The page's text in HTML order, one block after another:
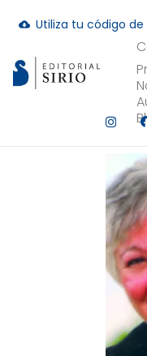
cloud_download Utiliza tu código
hay resultados